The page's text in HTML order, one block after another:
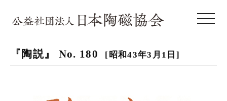
toggle
『陶説』 No. 180 [昭和43年3月1日]